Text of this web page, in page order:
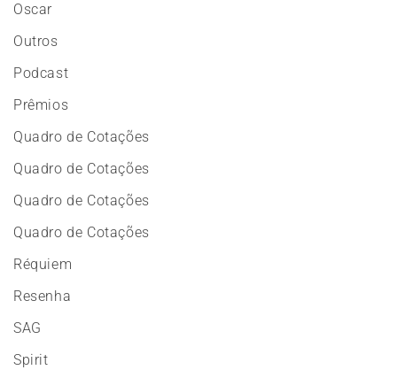
Oscar
Outros
Podcast
Prêmios
Quadro de Cotações
Quadro de Cotações
Quadro de Cotações
Quadro de Cotações
Réquiem
Resenha
SAG
Spirit